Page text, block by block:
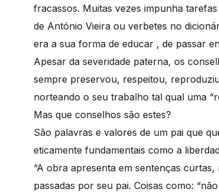
fracassos. Muitas vezes impunha
de António Vieira ou verbetes no
era a sua forma de educar , de passar
Apesar da severidade paterna, os
sempre preservou, respeitou,
norteando o seu trabalho tal qual uma
Mas que conselhos são estes?
São palavras e valores de um pai que
eticamente fundamentais como a
“A obra apresenta em sentenças
passadas por seu pai. Coisas como: